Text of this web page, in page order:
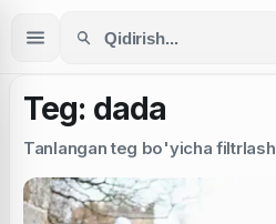
Teg: dada
Tanlangan teg bo'yicha filtrlash